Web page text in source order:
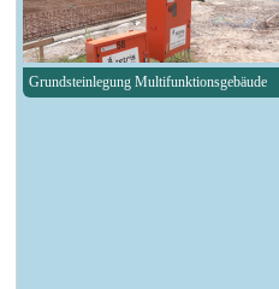
Grundsteinlegung Multifunktionsgebäude